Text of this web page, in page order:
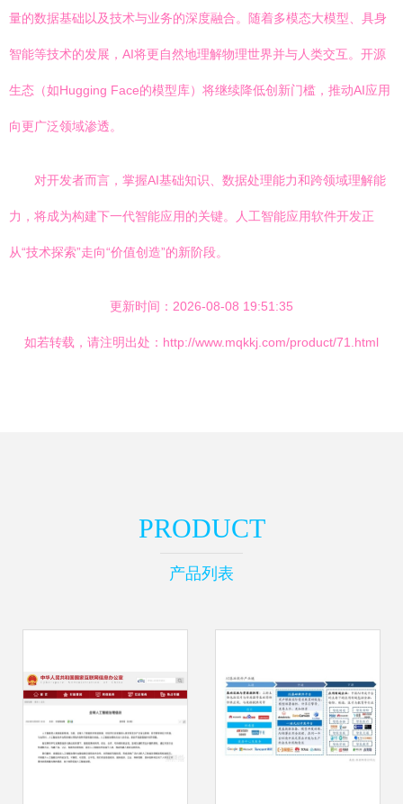
量的数据基础以及技术与业务的深度融合。随着多模态大模型、具身
智能等技术的发展，AI将更自然地理解物理世界并与人类交互。开源
生态（如Hugging Face的模型库）将继续降低创新门槛，推动AI应用
向更广泛领域渗透。
对开发者而言，掌握AI基础知识、数据处理能力和跨领域理解能
力，将成为构建下一代智能应用的关键。人工智能应用软件开发正
从“技术探索”走向“价值创造”的新阶段。
更新时间：2026-08-08 19:51:35
如若转载，请注明出处：http://www.mqkkj.com/product/71.html
PRODUCT
产品列表